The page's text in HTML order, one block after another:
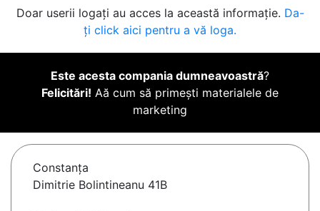
Doar userii logați au acces la această informație. Da-
ți click aici pentru a vă loga.
Este acesta compania dumneavoastră?
Felicitări! Aă cum să primești materialele de
marketing
Constanţa
Dimitrie Bolintineanu 41B